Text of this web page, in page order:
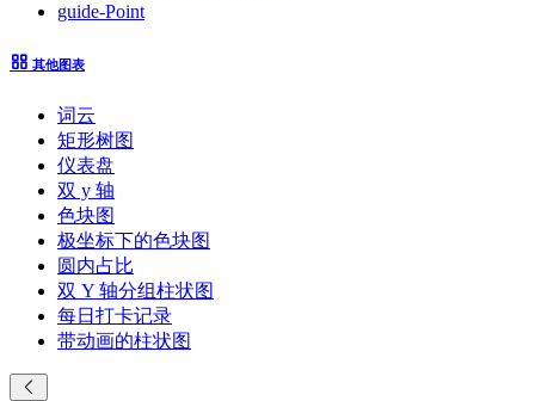
guide-Point
其他图表
词云
矩形树图
仪表盘
双 y 轴
色块图
极坐标下的色块图
圆内占比
双 Y 轴分组柱状图
每日打卡记录
带动画的柱状图